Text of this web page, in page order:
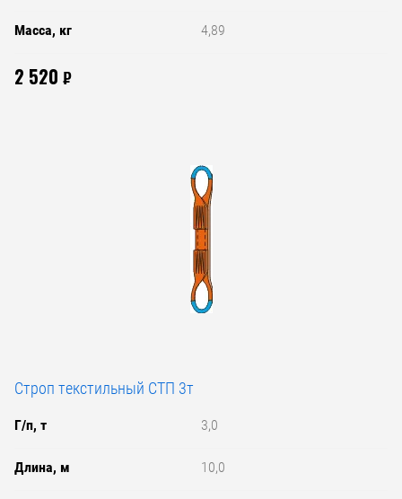
Масса, кг 4,89
2 520 ₽
Строп текстильный СТП 3т
Г/п, т 3,0
Длина, м 10,0